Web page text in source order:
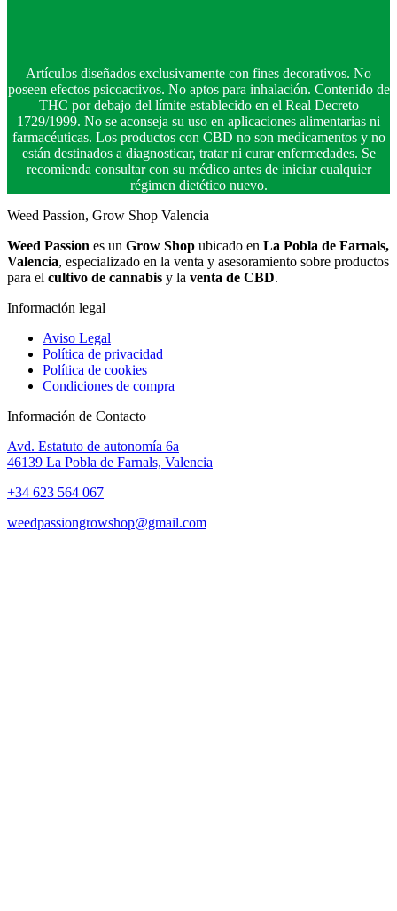
Artículos diseñados exclusivamente con fines decorativos. No
poseen efectos psicoactivos. No aptos para inhalación. Contenido de
THC por debajo del límite establecido en el Real Decreto
1729/1999. No se aconseja su uso en aplicaciones alimentarias ni
farmacéuticas. Los productos con CBD no son medicamentos y no
están destinados a diagnosticar, tratar ni curar enfermedades. Se
recomienda consultar con su médico antes de iniciar cualquier
régimen dietético nuevo.
Weed Passion, Grow Shop Valencia
Weed Passion es un Grow Shop ubicado en La Pobla de Farnals,
Valencia, especializado en la venta y asesoramiento sobre productos
para el cultivo de cannabis y la venta de CBD.
Información legal
Aviso Legal
Política de privacidad
Política de cookies
Condiciones de compra
Información de Contacto
Avd. Estatuto de autonomía 6a
46139 La Pobla de Farnals, Valencia
+34 623 564 067
weedpassiongrowshop@gmail.com